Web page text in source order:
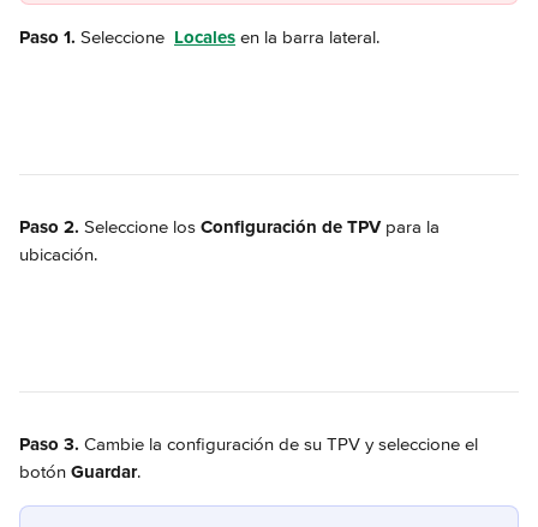
Paso 1. Seleccione Locales en la barra lateral.
Paso 2. Seleccione los Configuración de TPV para la
ubicación.
Paso 3. Cambie la configuración de su TPV y seleccione el
botón Guardar.